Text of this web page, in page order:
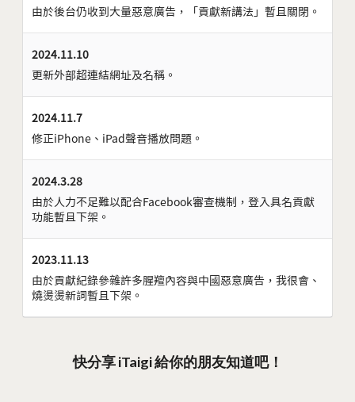
由於後台仍收到大量惡意廣告，「貢獻新講法」暫且關閉。
2024.11.10
更新外部超連結網址及名稱。
2024.11.7
修正iPhone、iPad聲音播放問題。
2024.3.28
由於人力不足難以配合Facebook審查機制，登入具名貢獻
功能暫且下架。
2023.11.13
由於貢獻紀錄參雜許多腥羶內容與中國惡意廣告，我很會、
燒燙燙新詞暫且下架。
快分享 iTaigi 給你的朋友知道吧！